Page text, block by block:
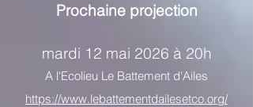
Prochaine projection
mardi 12 mai 2026 à 20h
A l'Ecolieu Le Battement d'Ailes
https://www.lebattementdailesetco.org/